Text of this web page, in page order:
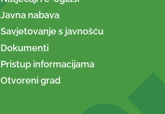
Javna nabava
Savjetovanje s javnošću
Dokumenti
Pristup informacijama
Otvoreni grad